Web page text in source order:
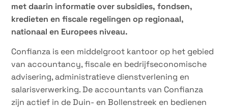
met daarin informatie over subsidies, fondsen,
kredieten en fiscale regelingen op regionaal,
nationaal en Europees niveau.
Confianza is een middelgroot kantoor op het gebied
van accountancy, fiscale en bedrijfseconomische
advisering, administratieve dienstverlening en
salarisverwerking. De accountants van Confianza
zijn actief in de Duin- en Bollenstreek en bedienen